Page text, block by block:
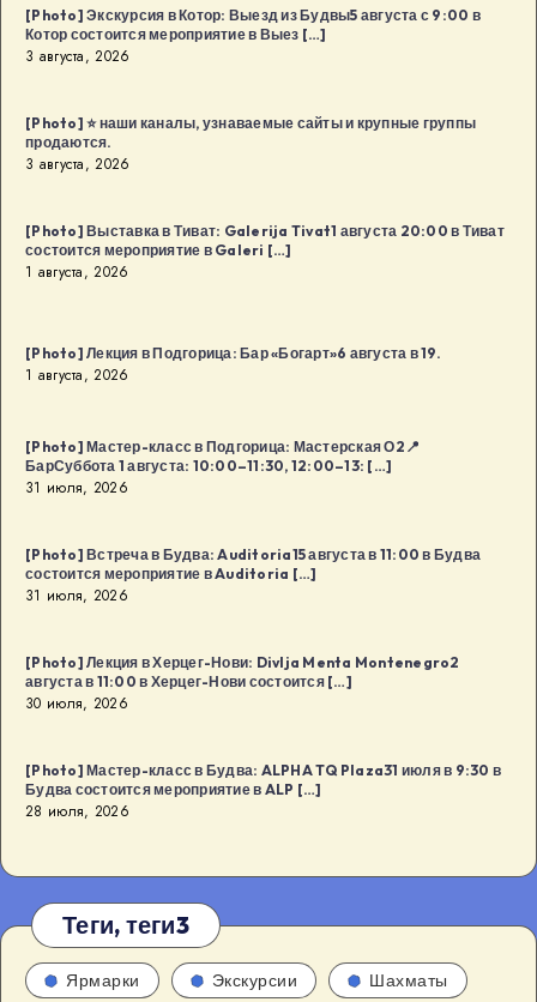
[Photo] Экскурсия в Котор: Выезд из Будвы5 августа с 9:00 в
Котор состоится мероприятие в Выез […]
3 августа, 2026
[Photo] ⭐️ наши каналы, узнаваемые сайты и крупные группы
продаются.
3 августа, 2026
[Photo] Выставка в Тиват: Galerija Tivat1 августа 20:00 в Тиват
состоится мероприятие в Galeri […]
1 августа, 2026
[Photo] Лекция в Подгорица: Бар «Богарт»6 августа в 19.
1 августа, 2026
[Photo] Мастер-класс в Подгорица: Мастерская О2📍
БарСуббота 1 августа: 10:00–11:30, 12:00–13: […]
31 июля, 2026
[Photo] Встреча в Будва: Auditoria15 августа в 11:00 в Будва
состоится мероприятие в Auditoria […]
31 июля, 2026
[Photo] Лекция в Херцег-Нови: Divlja Menta Montenegro2
августа в 11:00 в Херцег-Нови состоится […]
30 июля, 2026
[Photo] Мастер-класс в Будва: ALPHA TQ Plaza31 июля в 9:30 в
Будва состоится мероприятие в ALP […]
28 июля, 2026
Теги, теги3
Ярмарки Экскурсии Шахматы